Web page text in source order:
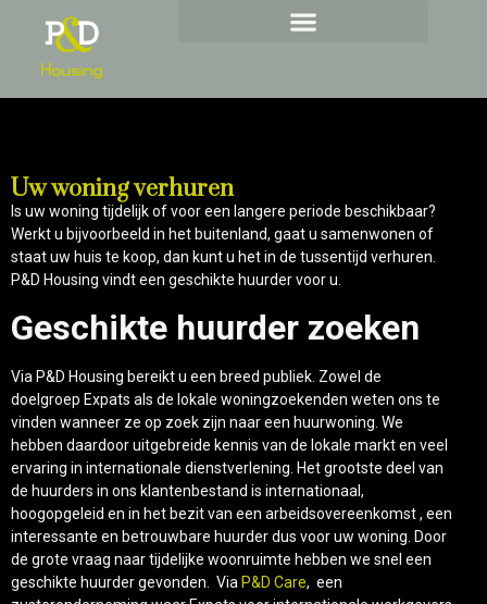
Uw woning verhuren
Is uw woning tijdelijk of voor een langere periode beschikbaar?
Werkt u bijvoorbeeld in het buitenland, gaat u samenwonen of
staat uw huis te koop, dan kunt u het in de tussentijd verhuren.
P&D Housing vindt een geschikte huurder voor u.
Geschikte huurder zoeken
Via P&D Housing bereikt u een breed publiek. Zowel de
doelgroep Expats als de lokale woningzoekenden weten ons te
vinden wanneer ze op zoek zijn naar een huurwoning. We
hebben daardoor uitgebreide kennis van de lokale markt en veel
ervaring in internationale dienstverlening. Het grootste deel van
de huurders in ons klantenbestand is internationaal,
hoogopgeleid en in het bezit van een arbeidsovereenkomst , een
interessante en betrouwbare huurder dus voor uw woning. Door
de grote vraag naar tijdelijke woonruimte hebben we snel een
geschikte huurder gevonden. Via P&D Care, een